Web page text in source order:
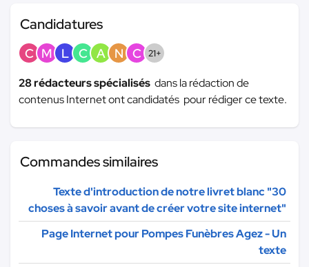
Candidatures
C M L C A N C 21+
28 rédacteurs spécialisés dans la rédaction de
contenus Internet ont candidatés pour rédiger ce texte.
Commandes similaires
Texte d'introduction de notre livret blanc "30
choses à savoir avant de créer votre site internet"
Page Internet pour Pompes Funèbres Agez - Un
texte